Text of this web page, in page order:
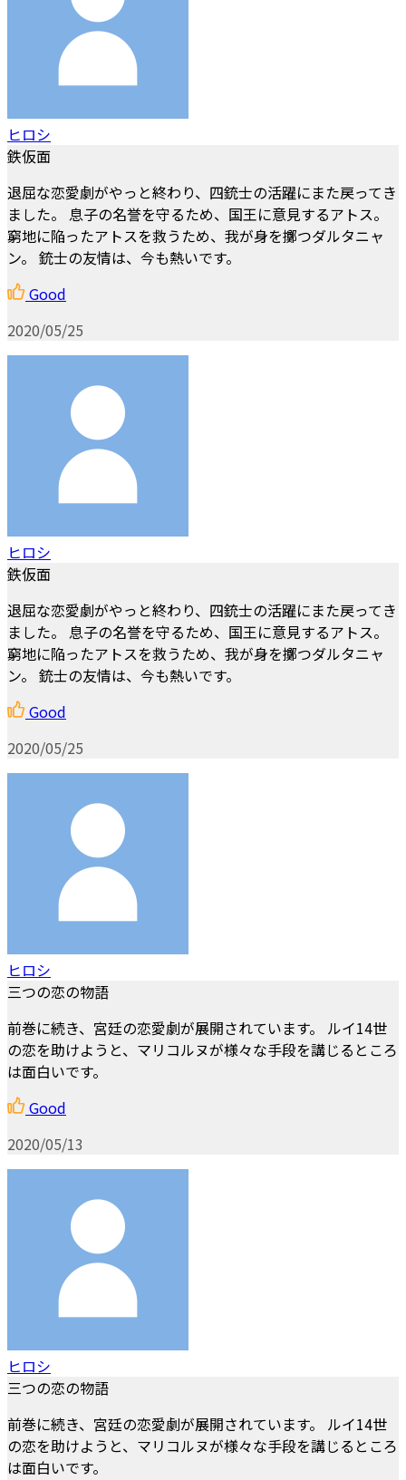
ヒロシ
鉄仮面
退屈な恋愛劇がやっと終わり、四銃士の活躍にまた戻ってき
ました。 息子の名誉を守るため、国王に意見するアトス。
窮地に陥ったアトスを救うため、我が身を擲つダルタニャ
ン。 銃士の友情は、今も熱いです。
Good
2020/05/25
ヒロシ
鉄仮面
退屈な恋愛劇がやっと終わり、四銃士の活躍にまた戻ってき
ました。 息子の名誉を守るため、国王に意見するアトス。
窮地に陥ったアトスを救うため、我が身を擲つダルタニャ
ン。 銃士の友情は、今も熱いです。
Good
2020/05/25
ヒロシ
三つの恋の物語
前巻に続き、宮廷の恋愛劇が展開されています。 ルイ14世
の恋を助けようと、マリコルヌが様々な手段を講じるところ
は面白いです。
Good
2020/05/13
ヒロシ
三つの恋の物語
前巻に続き、宮廷の恋愛劇が展開されています。 ルイ14世
の恋を助けようと、マリコルヌが様々な手段を講じるところ
は面白いです。